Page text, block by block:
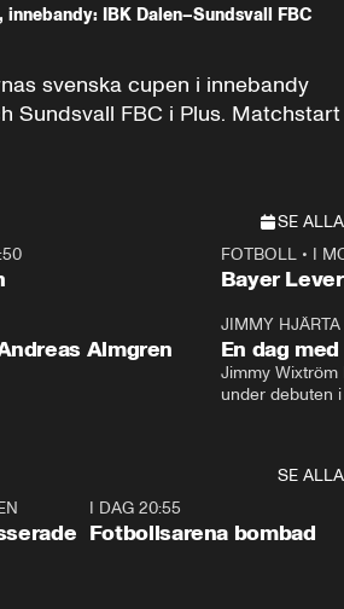
innebandy: IBK Dalen–Sundsvall FBC
svenska cupen i innebandy
Sundsvall FBC i Plus. Matchstart
SE ALLA
Plus
FOTBOLL• I
Bayer
Almgren
JIMMY
En dag
Jimmy
under debuten
SE ALLA
I DAG 20:55
Fotbollsarena bombad